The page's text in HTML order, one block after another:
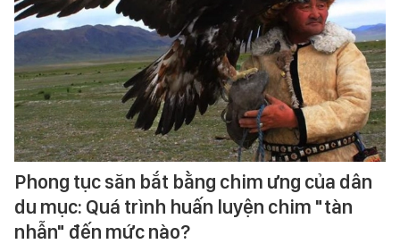
Phong tục săn bắt bằng chim ưng của dân
du mục: Quá trình huấn luyện chim "tàn
nhẫn" đến mức nào?